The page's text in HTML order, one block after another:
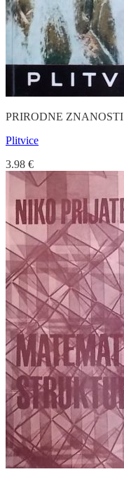
PRIRODNE ZNANOSTI
Plitvice
3.98 €